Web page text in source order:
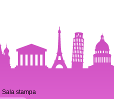
Sala stampa